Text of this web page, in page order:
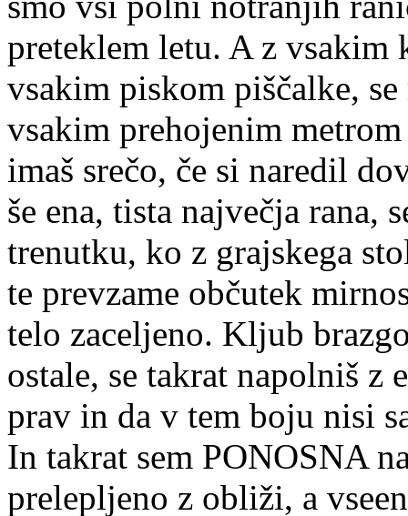
preteklem letu. A z
vsakim piskom piščalke,
vsakim prehojenim
imaš srečo, če si naredil
še ena, tista največja rana,
trenutku, ko z grajskega
te prevzame občutek
telo zaceljeno. Kljub
ostale, se takrat napolniš z
prav in da v tem boju nisi
In takrat sem PONOSNA
prelepljeno z obliži, a